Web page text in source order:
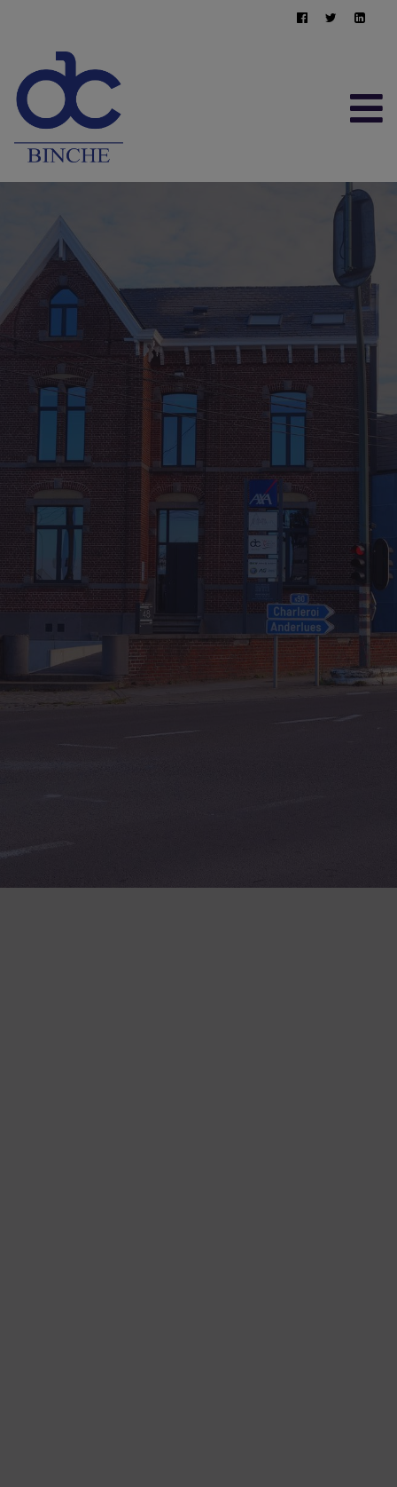
À VENDRE
ESTIMATION GRATUITE
064/22.95.10
immo@afimma.be